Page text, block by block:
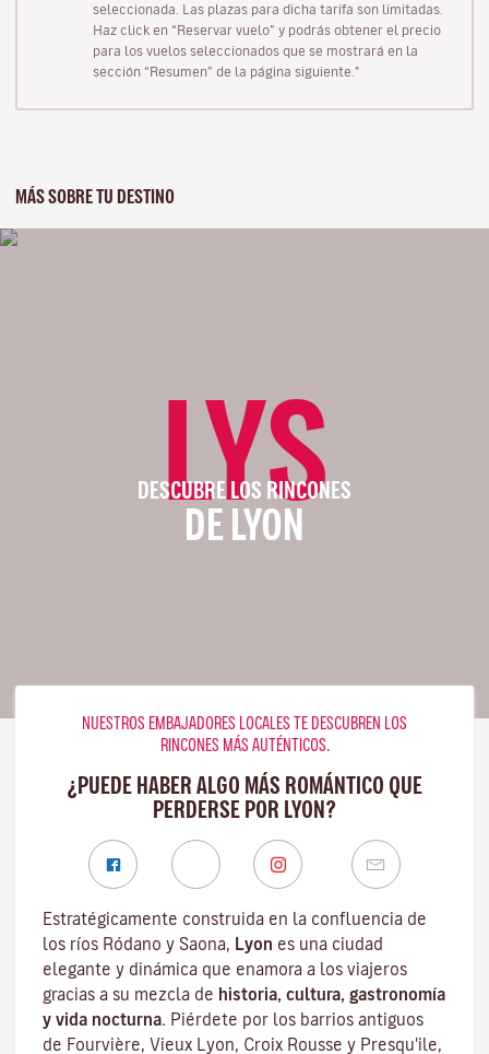
seleccionada. Las plazas para dicha tarifa son limitadas.
Haz click en “Reservar vuelo” y podrás obtener el precio
para los vuelos seleccionados que se mostrará en la
sección “Resumen” de la página siguiente."
MÁS SOBRE TU DESTINO
LYS
DESCUBRE LOS RINCONES
DE LYON
NUESTROS EMBAJADORES LOCALES TE DESCUBREN LOS
RINCONES MÁS AUTÉNTICOS.
¿PUEDE HABER ALGO MÁS ROMÁNTICO QUE
PERDERSE POR LYON?
Estratégicamente construida en la confluencia de
los ríos Ródano y Saona, Lyon es una ciudad
elegante y dinámica que enamora a los viajeros
gracias a su mezcla de historia, cultura, gastronomía
y vida nocturna. Piérdete por los barrios antiguos
de Fourvière, Vieux Lyon, Croix Rousse y Presqu'ile,